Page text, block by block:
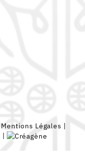
Mentions Légales |
|